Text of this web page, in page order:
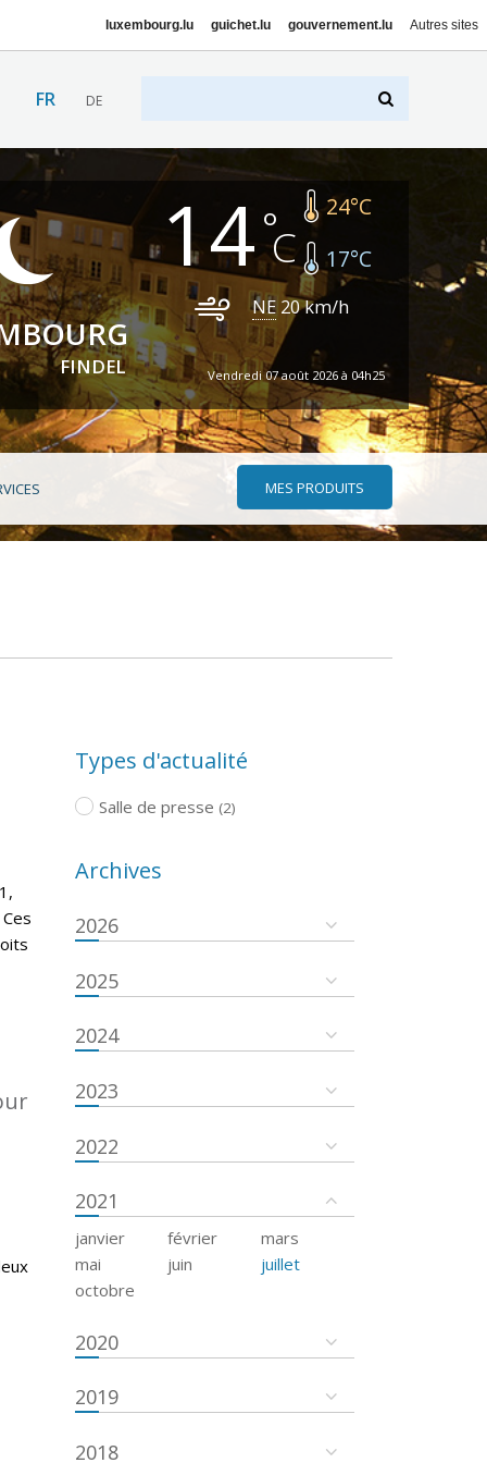
luxembourg.lu guichet.lu gouvernement.lu Autres sites
FR DE
FINDEL
14 24°C
17°C
NE 20km/h
Vendredi 07 août 2026 à 04h25
MES PRODUITS
Types d'actualité
Salle de presse (2)
Archives
2026
2025
2024
2023
2022
2021
janvier février
mars
mai
juin
juillet
octobre
2020
2019
2018